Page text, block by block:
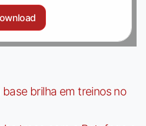
base brilha em treinos no